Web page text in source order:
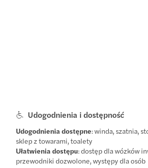
Udogodnienia i dostępność
Udogodnienia dostępne: winda, szatnia,
sklep z towarami, toalety
Ułatwienia dostępu: dostęp dla wózków
przewodniki dozwolone, występy dla osób